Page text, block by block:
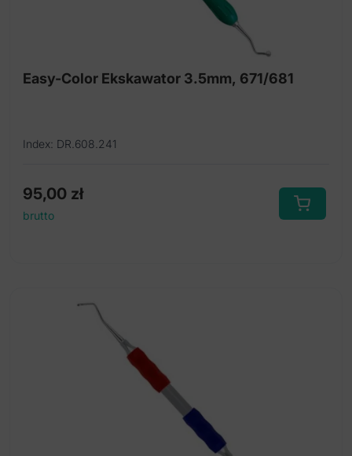
Easy-Color Ekskawator 3.5mm, 671/681
Index: DR.608.241
95,00 zł
brutto